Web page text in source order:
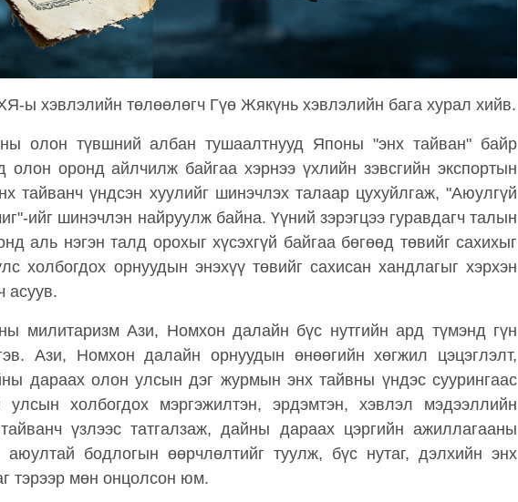
ы хэвлэлийн төлөөлөгч Гүө Жякүнь хэвлэлийн бага хурал хийв.
олон түвшний албан тушаалтнууд Японы "энх тайван" байр
олон оронд айлчилж байгаа хэрнээ үхлийн зэвсгийн экспортын
тайванч үндсэн хуулийг шинэчлэх талаар цухуйлгаж, "Аюулгүй
ийг шинэчлэн найруулж байна. Үүний зэрэгцээ гуравдагч талын
аль нэгэн талд орохыг хүсэхгүй байгаа бөгөөд төвийг сахихыг
холбогдох орнуудын энэхүү төвийг сахисан хандлагыг хэрхэн
асуув.
милитаризм Ази, Номхон далайн бүс нутгийн ард түмэнд гүн
Ази, Номхон далайн орнуудын өнөөгийн хөгжил цэцэглэлт,
дараах олон улсын дэг журмын энх тайвны үндэс суурингаас
холбогдох мэргэжилтэн, эрдэмтэн, хэвлэл мэдээллийн
үзлээс татгалзаж, дайны дараах цэргийн ажиллагааны
бодлогын өөрчлөлтийг туулж, бүс нутаг, дэлхийн энх
тэрээр мөн онцолсон юм.